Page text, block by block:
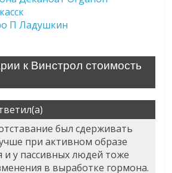
П Ладушкин
к Винстрол стоимость
был сдерживать
при активном образе
и у пассивных людей тоже
в выработке гормона.